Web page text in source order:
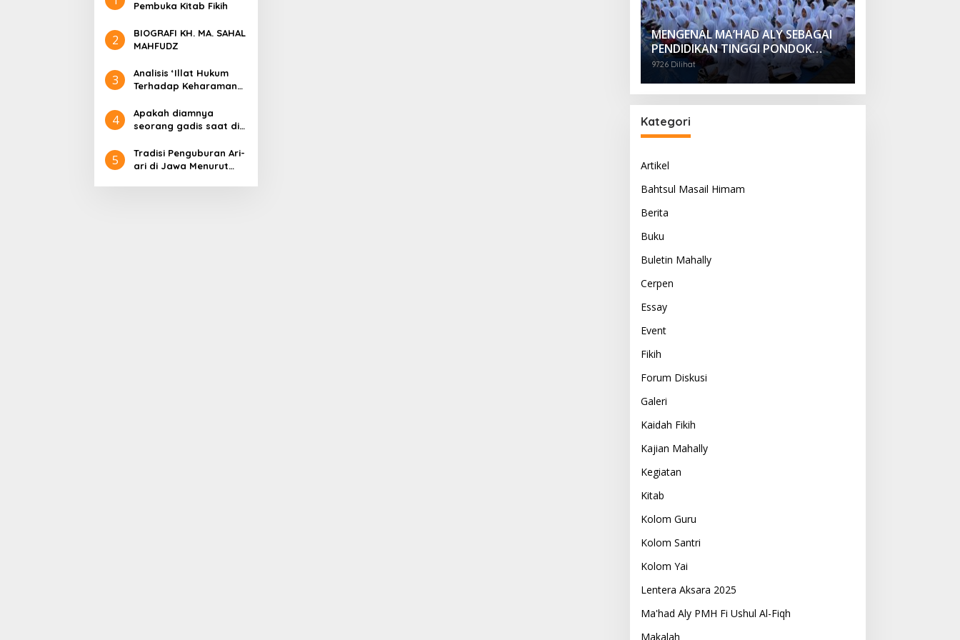
Pembuka Kitab Fikih
2
BIOGRAFI KH. MA. SAHAL
MAHFUDZ
3
Analisis ‘Illat Hukum
Terhadap Keharaman
4
Apakah diamnya
seorang gadis saat di
sebuah bentuk
persetujuannya? Oleh:
5
Tradisi Penguburan Ari-
ari di Jawa Menurut
MENGENAL MA’HAD ALY SEBAGAI
PENDIDIKAN TINGGI PONDOK
PESANTREN
9726 Dilihat
Kategori
Artikel
Bahtsul Masail Himam
Berita
Buku
Buletin Mahally
Cerpen
Essay
Event
Fikih
Forum Diskusi
Galeri
Kaidah Fikih
Kajian Mahally
Kegiatan
Kitab
Kolom Guru
Kolom Santri
Kolom Yai
Lentera Aksara 2025
Ma'had Aly PMH Fi Ushul Al-Fiqh
Makalah